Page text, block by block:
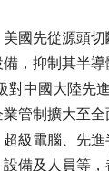
國先從源頭
，抑制其半
對中國大陸先
業管制擴大至
級電腦、先進
備及人員等